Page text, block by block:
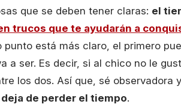
que se deben tener claras: el
trucos que te ayudarán a
punto está más claro, el primero
a ser. Es decir, si al chico no le
los dos. Así que, sé observadora y
de perder el tiempo.